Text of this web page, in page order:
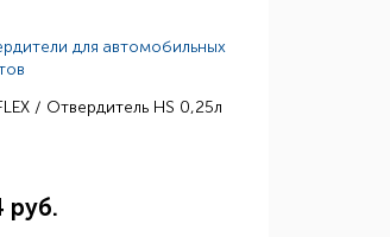
для автомобильных
/ Отвердитель HS 0,25л
руб.